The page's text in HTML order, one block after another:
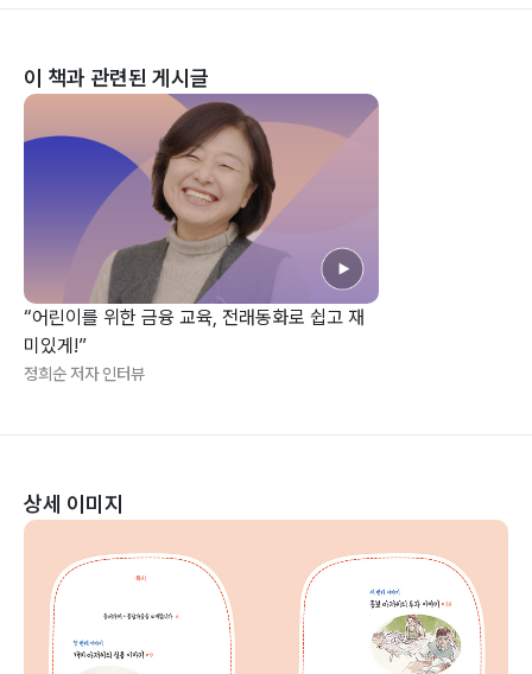
이 책과 관련된 게시글
“어린이를 위한 금융 교육, 전래동화로 쉽고 재
미있게!”
정희순 저자 인터뷰
상세 이미지